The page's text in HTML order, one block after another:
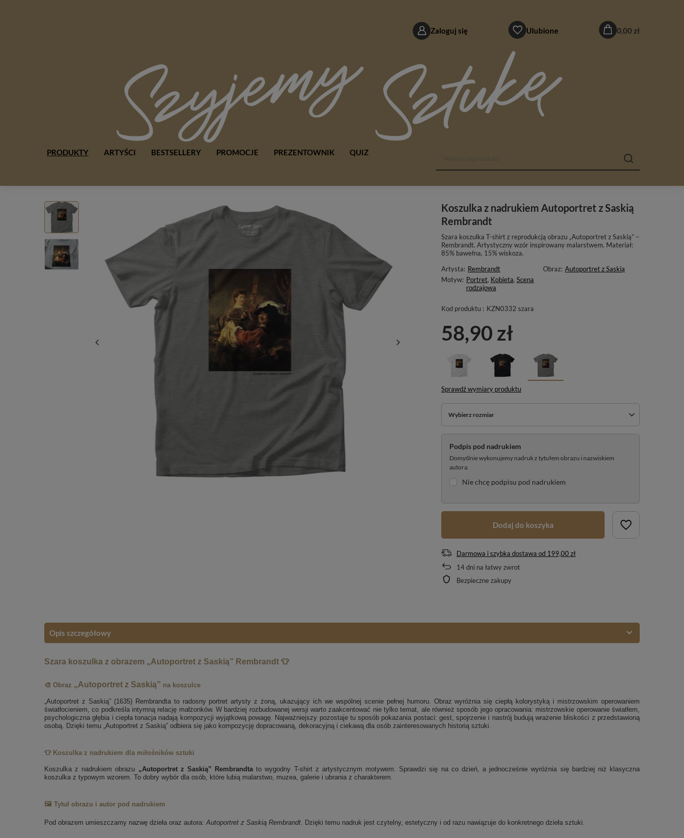
Zaloguj się Ulubione 0,00 zł
PRODUKTY ARTYŚCI BESTSELLERY PROMOCJE PREZENTOWNIK QUIZ
Koszulka z nadrukiem Autoportret z Saskią
Rembrandt
Szara koszulka T-shirt z reprodukcją obrazu „Autoportret z Saskią” –
Rembrandt. Artystyczny wzór inspirowany malarstwem. Materiał:
85% bawełna, 15% wiskoza.
Artysta: Rembrandt Obraz: Autoportret z Saskią
Motyw: Portret, Kobieta,Scena
rodzajowa
Kod produktu : KZN0332 szara
58,90 zł
Sprawdź wymiary produktu
Wybierz rozmiar
Podpis pod nadrukiem
Domyślnie wykonujemy nadruk z tytułem obrazu i nazwiskiem
autora.
Nie chcę podpisu pod nadrukiem
Dodaj do koszyka
Darmowa i szybka dostawa od 199,00 zł
14dni na łatwy zwrot
Bezpieczne zakupy
Opis szczegółowy
Szara koszulka z obrazem „Autoportret z Saskią” Rembrandt 👕
🎨 Obraz „Autoportret z Saskią” na koszulce
„Autoportret z Saskią” (1635) Rembrandta to radosny portret artysty z żoną, ukazujący ich we wspólnej scenie pełnej humoru. Obraz wyróżnia się ciepłą kolorystyką i mistrzowskim operowaniem
światłocieniem, co podkreśla intymną relację małżonków. W bardziej rozbudowanej wersji warto zaakcentować nie tylko temat, ale również sposób jego opracowania: mistrzowskie operowanie światłem,
psychologiczna głębia i ciepła tonacja nadają kompozycji wyjątkową powagę. Najważniejszy pozostaje tu sposób pokazania postaci: gest, spojrzenie i nastrój budują wrażenie bliskości z przedstawioną
osobą. Dzięki temu „Autoportret z Saskią” odbiera się jako kompozycję dopracowaną, dekoracyjną i ciekawą dla osób zainteresowanych historią sztuki.
👕 Koszulka z nadrukiem dla miłośników sztuki
Koszulka z nadrukiem obrazu „Autoportret z Saskią” Rembrandta to wygodny T-shirt z artystycznym motywem. Sprawdzi się na co dzień, a jednocześnie wyróżnia się bardziej niż klasyczna
koszulka z typowym wzorem. To dobry wybór dla osób, które lubią malarstwo, muzea, galerie i ubrania z charakterem.
🖼️ Tytuł obrazu i autor pod nadrukiem
Pod obrazem umieszczamy nazwę dzieła oraz autora: Autoportret z Saskią Rembrandt . Dzięki temu nadruk jest czytelny, estetyczny i od razu nawiązuje do konkretnego dzieła sztuki.